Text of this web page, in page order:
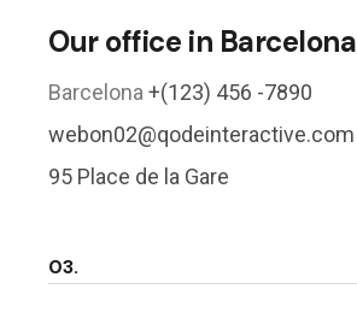
Our office in Barcelona
Barcelona+(123) 456 -7890
webon02@qodeinteractive.com
95 Place de la Gare
03.